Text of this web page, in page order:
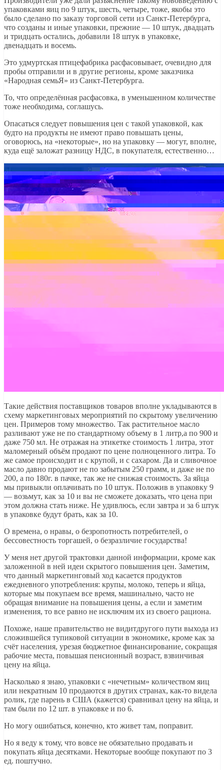
упаковками яиц по 9 штук, шесть, четыре, тоже, якобы это
было сделано по заказу торговой сети из Санкт-Петербурга,
что созданы и иные упаковки, прежние — 10 штук, двадцать
и тридцать остались, добавили 18 штук в упаковке,
двенадцать и восемь.
Это удмуртская птицефабрика расфасовывает, очевидно для
пробы отправили и в другие регионы, кроме заказчика
«Народная семьЯ» из Санкт-Петербурга.
То, что определённая расфасовка, в уменьшенном количестве
тоже необходима, соглашусь.
Опасаться следует повышения цен с такой упаковкой, как
будто на продукты не имеют право повышать цены,
оговорюсь, на «некоторые», но на упаковку — могут, вполне,
куда ещё заложат разницу НДС, в покупателя, естественно…
Такие действия поставщиков товаров вполне укладываются в
схему маркетинговых мероприятий по скрытому увеличению
цен. Примеров тому множество. Так растительное масло
разливают уже не по стандартному объему в 1 литр,а по 900 и
даже 750 мл. Не отражая на этикетке стоимость 1 литра, этот
маломерный объём продают по цене полноценного литра. То
же самое происходит и с крупой, и с сахаром. Да и сливочное
масло давно продают не по забытым 250 грамм, и даже не по
200, а по 180г. в пачке, так же не снижая стоимость. За яйца
мы привыкли оплачивать по 10 штук. Положив в упаковку 9
— возьмут, как за 10 и вы не сможете доказать, что цена при
этом должна стать ниже. Не удивлюсь, если завтра и за 6 штук
в упаковке будут брать, как за 10.
О времена, о нравы, о безропотность потребителей, о
бессовестность торгашей, о безразличие государства!
У меня нет другой трактовки данной информации, кроме как
заложенной в ней идеи скрытого повышения цен. Заметим,
что данный маркетинговый ход касается продуктов
ежедневного употребления: крупы, молоко, теперь и яйца,
которые мы покупаем все время, машинально, часто не
обращая внимание на повышения цены, а если и заметим
изменения, то все равно не исключим их из своего рациона.
Похоже, наше правительство не видитдругого пути выхода из
сложившейся тупиковой ситуации в экономике, кроме как за
счёт населения, урезая бюджетное финансирование, сокращая
рабочие места, повышая пенсионный возраст, взвинчивая
цену на яйца.
Насколько я знаю, упаковки с «нечетным» количеством яиц
или некратным 10 продаются в других странах, как-то видела
ролик, где парень в США (кажется) сравнивал цену на яйца, и
там были по 12 шт. в упаковке и по 6.
Но могу ошибаться, конечно, кто живет там, поправит.
Но я веду к тому, что вовсе не обязательно продавать и
покупать яйца десятками. Некоторые вообще покупают по 3
ед. поштучно.